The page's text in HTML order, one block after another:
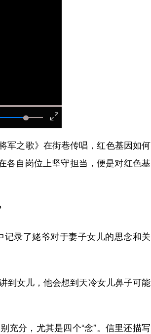
之歌》在街巷传唱，红色基因如何
各自岗位上坚守担当，便是对红色基
录了姥爷对于妻子女儿的思念和关
到女儿，他会想到天冷女儿鼻子可能
分，尤其是四个“念”。信里还描写